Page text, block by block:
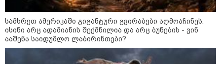
"ვიდეოს ნახვა ჩემთვის იყო
სიკვდილი - ისეთი ხმა აქვს,
თითქოს ეხვეწება, ცუდად არის"
- 12 წლის წინ გაუჩინარებული
ბიჭის დედა გავრცელებულ
ვიდეოზე პირველ კომენტარს
სამხრეთ ამერიკაში გიგანტური გვირაბები აღმოაჩინეს:
ისინი არც ადამიანის შექმნილია და არც ბუნების - ვინ
ააშენა საიდუმლო ლაბირინთები?